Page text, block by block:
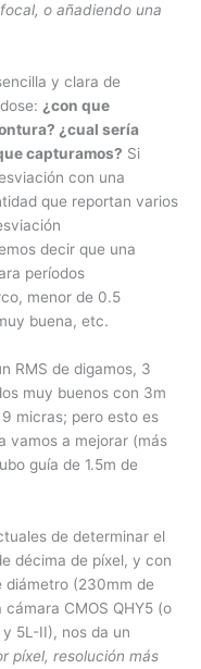
o añadiendo una
y clara de
¿con que
¿cual sería
capturamos? Si
con una
que reportan varios
decir que una
períodos
menor de 0.5
buena, etc.
RMS de digamos, 3
muy buenos con 3m
micras; pero esto es
vamos a mejorar (más
guía de 1.5m de
de determinar el
décima de píxel, y con
diámetro (230mm de
CMOS QHY5 (o
5L-II), nos da un
píxel, resolución más